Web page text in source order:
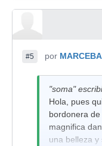
#5 por
"soma"
Hola, pues
bordonera
magnifica
una belleza